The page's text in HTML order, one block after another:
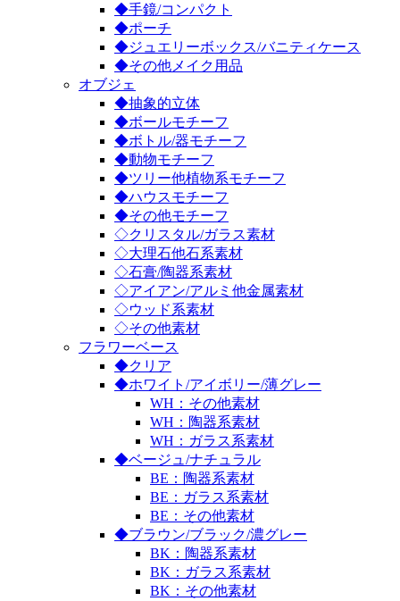
◆手鏡/コンパクト
◆ポーチ
◆ジュエリーボックス/バニティケース
◆その他メイク用品
オブジェ
◆抽象的立体
◆ボールモチーフ
◆ボトル/器モチーフ
◆動物モチーフ
◆ツリー他植物系モチーフ
◆ハウスモチーフ
◆その他モチーフ
◇クリスタル/ガラス素材
◇大理石他石系素材
◇石膏/陶器系素材
◇アイアン/アルミ他金属素材
◇ウッド系素材
◇その他素材
フラワーベース
◆クリア
◆ホワイト/アイボリー/薄グレー
WH：その他素材
WH：陶器系素材
WH：ガラス系素材
◆ベージュ/ナチュラル
BE：陶器系素材
BE：ガラス系素材
BE：その他素材
◆ブラウン/ブラック/濃グレー
BK：陶器系素材
BK：ガラス系素材
BK：その他素材